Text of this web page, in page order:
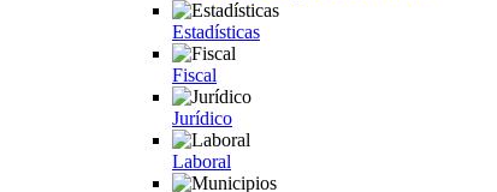
Estadísticas
Fiscal
Jurídico
Laboral